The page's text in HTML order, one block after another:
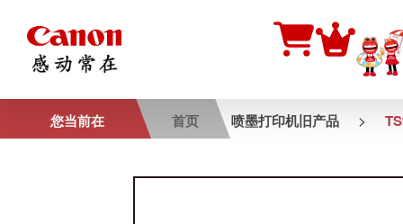
您当前在 首页 喷墨打印机旧产品 >